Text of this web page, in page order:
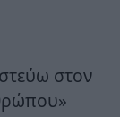
στον